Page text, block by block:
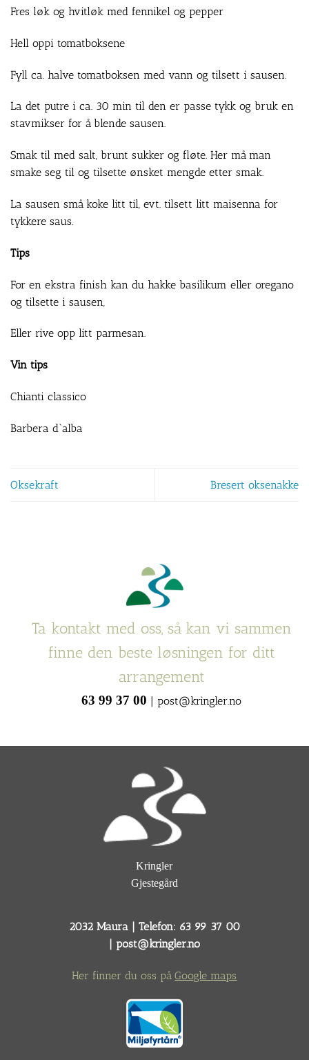
Fres løk og hvitløk med fennikel og pepper
Hell oppi tomatboksene
Fyll ca. halve tomatboksen med vann og tilsett i sausen.
La det putre i ca. 30 min til den er passe tykk og bruk en
stavmikser for å blende sausen.
Smak til med salt, brunt sukker og fløte. Her må man
smake seg til og tilsette ønsket mengde etter smak.
La sausen små koke litt til, evt. tilsett litt maisenna for
tykkere saus.
Tips
For en ekstra finish kan du hakke basilikum eller oregano
og tilsette i sausen,
Eller rive opp litt parmesan.
Vin tips
Chianti classico
Barbera d`alba
Oksekraft Bresert oksenakke
Ta kontakt med oss, så kan vi sammen
finne den beste løsningen for ditt
arrangement
63 99 37 00 | post@kringler.no
Kringler
Gjestegård
2032 Maura | Telefon: 63 99 37 00
| post@kringler.no
Her finner du oss påGoogle maps